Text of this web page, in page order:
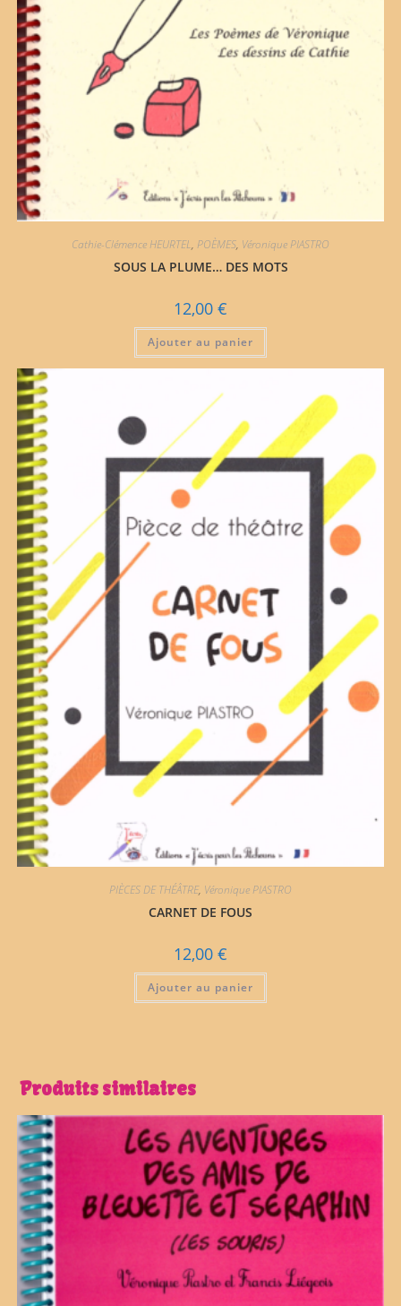
Cathie-Clémence HEURTEL, POÈMES, Véronique PIASTRO
SOUS LA PLUME… DES MOTS
12,00 €
Ajouter au panier
PIÈCES DE THÉÂTRE, Véronique PIASTRO
CARNET DE FOUS
12,00 €
Ajouter au panier
Produits similaires